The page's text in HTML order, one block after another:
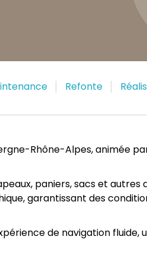
Refonte
Rhône-Alpes, animée
paniers, sacs et
garantissant des
de navigation fluide,